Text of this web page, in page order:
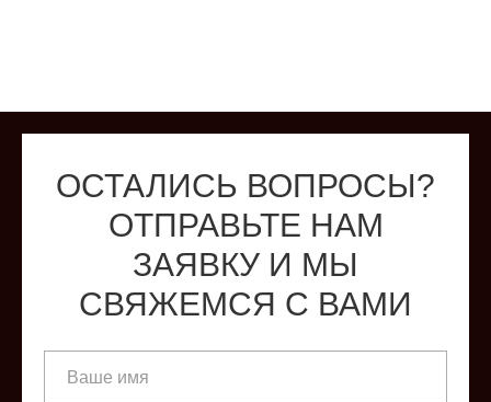
ОСТАЛИСЬ ВОПРОСЫ?
ОТПРАВЬТЕ НАМ
ЗАЯВКУ И МЫ
СВЯЖЕМСЯ С ВАМИ